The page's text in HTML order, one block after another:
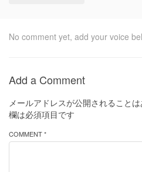
No comment yet, add your voice
Add a Comment
メールアドレスが公開されることは
欄は必須項目です
COMMENT *